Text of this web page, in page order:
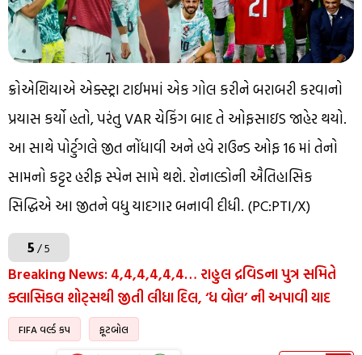
ક્રોએશિયાએ એક્સ્ટ્રા ટાઈમમાં એક ગોલ કરીને બરાબરી કરવાનો
પ્રયાસ કર્યો હતો, પરંતુ VAR ચેકિંગ બાદ તે ઓફસાઇડ જાહેર થયો.
આ સાથે પોર્ટુગલે જીત નોંધાવી અને હવે રાઉન્ડ ઓફ 16 માં તેનો
સામનો કટ્ટર હરીફ સ્પેન સામે થશે. રોનાલ્ડોની ઐતિહાસિક
સિદ્ધિએ આ જીતને વધુ યાદગાર બનાવી દીધી. (PC:PTI/X)
5/ 5
Breaking News: 4,4,4,4,4,4… રાહુલ દ્રવિડના પુત્ર સમિતે
ક્લાસિકલ શોટ્સથી જીતી લીધા દિલ, ‘ધ વોલ’ ની અપાવી યાદ
FIFA વર્લ્ડ કપ ફૂટબોલ